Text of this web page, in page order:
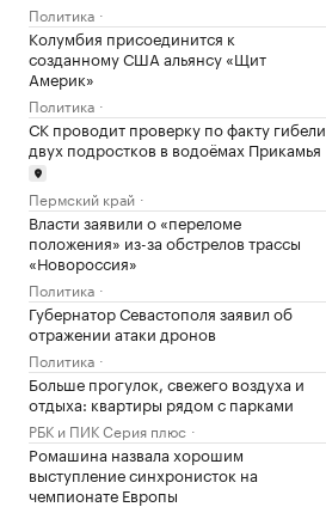
Политика
Колумбия присоединится к
созданному США альянсу «Щит
Америк»
Политика
СК проводит проверку по факту гибели
двух подростков в водоёмах Прикамья
Пермский край
Власти заявили о «переломе
положения» из-за обстрелов трассы
«Новороссия»
Политика
Губернатор Севастополя заявил об
отражении атаки дронов
Политика
Больше прогулок, свежего воздуха и
отдыха: квартиры рядом с парками
РБК и ПИК Серия плюс
Ромашина назвала хорошим
выступление синхронисток на
чемпионате Европы